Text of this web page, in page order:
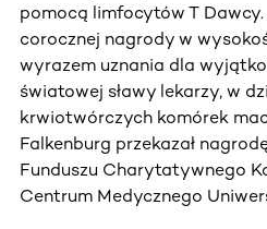
pomocą limfocytów T
corocznej nagrody w
wyrazem uznania dla
światowej sławy lekarzy, w
krwiotwórczych komórek
Falkenburg przekazał
Funduszu Charytatywnego
Centrum Medycznego